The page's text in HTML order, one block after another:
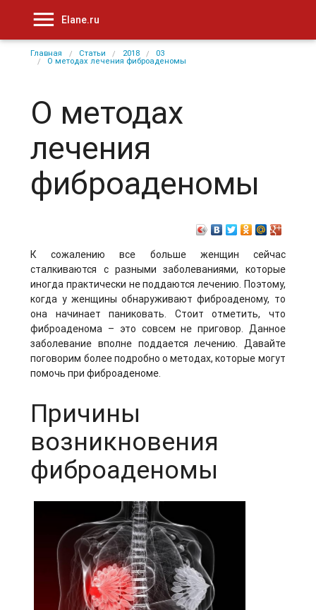
Elane.ru
Главная Статьи 2018 03
О методах лечения фиброаденомы
О методах
лечения
фиброаденомы
К сожалению все больше женщин сейчас
сталкиваются с разными заболеваниями, которые
иногда практически не поддаются лечению. Поэтому,
когда у женщины обнаруживают фиброаденому, то
она начинает паниковать. Стоит отметить, что
фиброаденома – это совсем не приговор. Данное
заболевание вполне поддается лечению. Давайте
поговорим более подробно о методах, которые могут
помочь при фиброаденоме.
Причины
возникновения
фиброаденомы